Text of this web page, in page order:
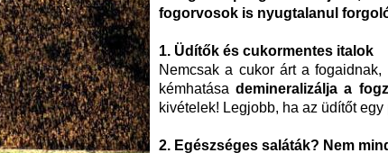
fogorvosok is nyugtalanul forgol
1. Üdítők és cukormentes italok
Nemcsak a cukor árt a
kémhatásademineralizálja a
kivételek! Legjobb, ha az üdítőt
2. Egészséges sal áták? Nem